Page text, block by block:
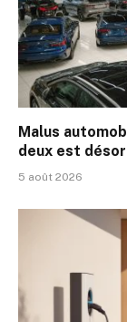
Malus
deux est
5 août 2026